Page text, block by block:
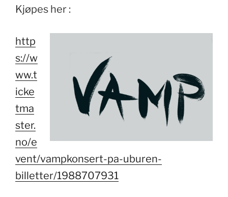
Kjøpes her :
http
s://w
ww.t
icke
tma
ster.
no/e
vent/vampkonsert-pa-uburen-
billetter/1988707931